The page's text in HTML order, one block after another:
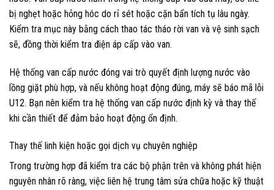
bị nghẹt hoặc hỏng hóc do rỉ sét hoặc cặn bẩn tích tụ lâu ngày.
Kiểm tra mục này bằng cách thao tác tháo rời van và vệ sinh sạch
sẽ, đồng thời kiểm tra điện áp cấp vào van.
Hệ thống van cấp nước đóng vai trò quyết định lượng nước vào
lồng giặt phù hợp, và nếu không hoạt động đúng, máy sẽ báo mã lỗi
U12. Bạn nên kiểm tra hệ thống van cấp nước định kỳ và thay thế
khi cần thiết để đảm bảo hoạt động ổn định.
Thay thế linh kiện hoặc gọi dịch vụ chuyên nghiệp
Trong trường hợp đã kiểm tra các bộ phận trên và không phát hiện
nguyên nhân rõ ràng, việc liên hệ trung tâm sửa chữa hoặc kỹ thuật